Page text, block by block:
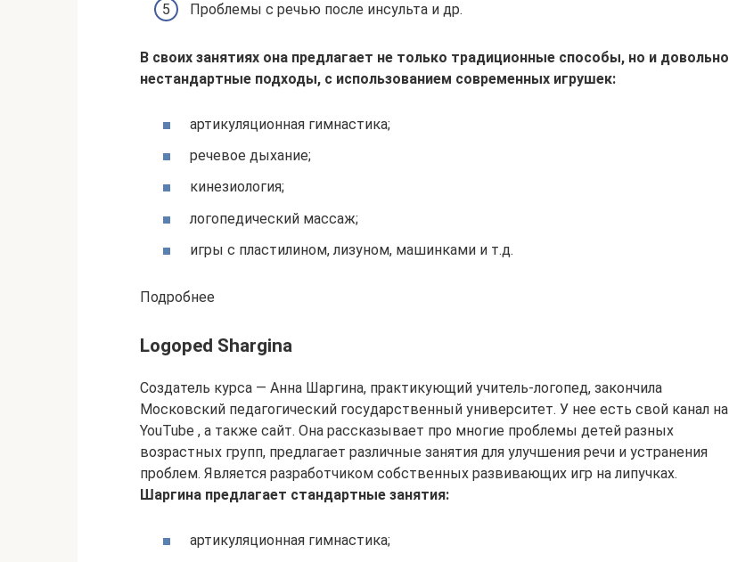
Проблемы с речью после инсульта и др.
В своих занятиях она предлагает не только традиционные способы, но и довольно
нестандартные подходы, с использованием современных игрушек:
артикуляционная гимнастика;
речевое дыхание;
кинезиология;
логопедический массаж;
игры с пластилином, лизуном, машинками и т.д.
Подробнее
Logoped Shargina
Создатель курса — Анна Шаргина, практикующий учитель-логопед, закончила
Московский педагогический государственный университет. У нее есть свой канал на
YouTube , а также сайт. Она рассказывает про многие проблемы детей разных
возрастных групп, предлагает различные занятия для улучшения речи и устранения
проблем. Является разработчиком собственных развивающих игр на липучках.
Шаргина предлагает стандартные занятия:
артикуляционная гимнастика;